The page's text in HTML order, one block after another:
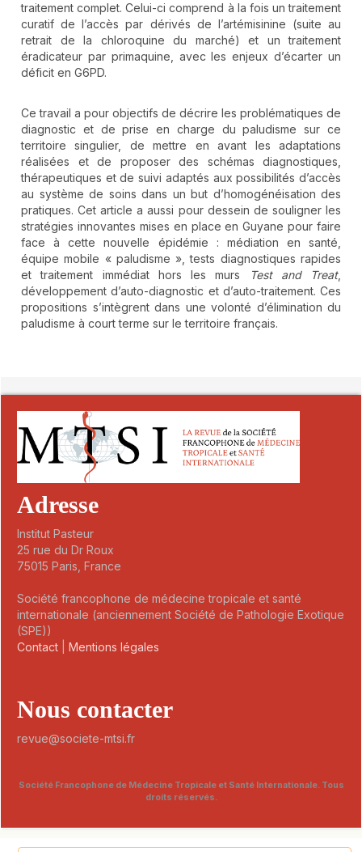
traitement complet. Celui-ci comprend à la fois un traitement
curatif de l’accès par dérivés de l’artémisinine (suite au
retrait de la chloroquine du marché) et un traitement
éradicateur par primaquine, avec les enjeux d’écarter un
déficit en G6PD.
Ce travail a pour objectifs de décrire les problématiques de
diagnostic et de prise en charge du paludisme sur ce
territoire singulier, de mettre en avant les adaptations
réalisées et de proposer des schémas diagnostiques,
thérapeutiques et de suivi adaptés aux possibilités d’accès
au système de soins dans un but d’homogénéisation des
pratiques. Cet article a aussi pour dessein de souligner les
stratégies innovantes mises en place en Guyane pour faire
face à cette nouvelle épidémie : médiation en santé,
équipe mobile « paludisme », tests diagnostiques rapides
et traitement immédiat hors les murs
Test and Treat,
développement d’auto-diagnostic et d’auto-traitement. Ces
propositions s’intègrent dans une volonté d’élimination du
paludisme à court terme sur le territoire français.
Adresse
Institut Pasteur
25 rue du Dr Roux
75015 Paris, France
Société francophone de médecine tropicale et santé
internationale (anciennement Société de Pathologie Exotique
(SPE))
Contact
Mentions légales
Nous contacter
revue@societe-mtsi.fr
Société Francophone de Médecine Tropicale et Santé Internationale. Tous
droits réservés.